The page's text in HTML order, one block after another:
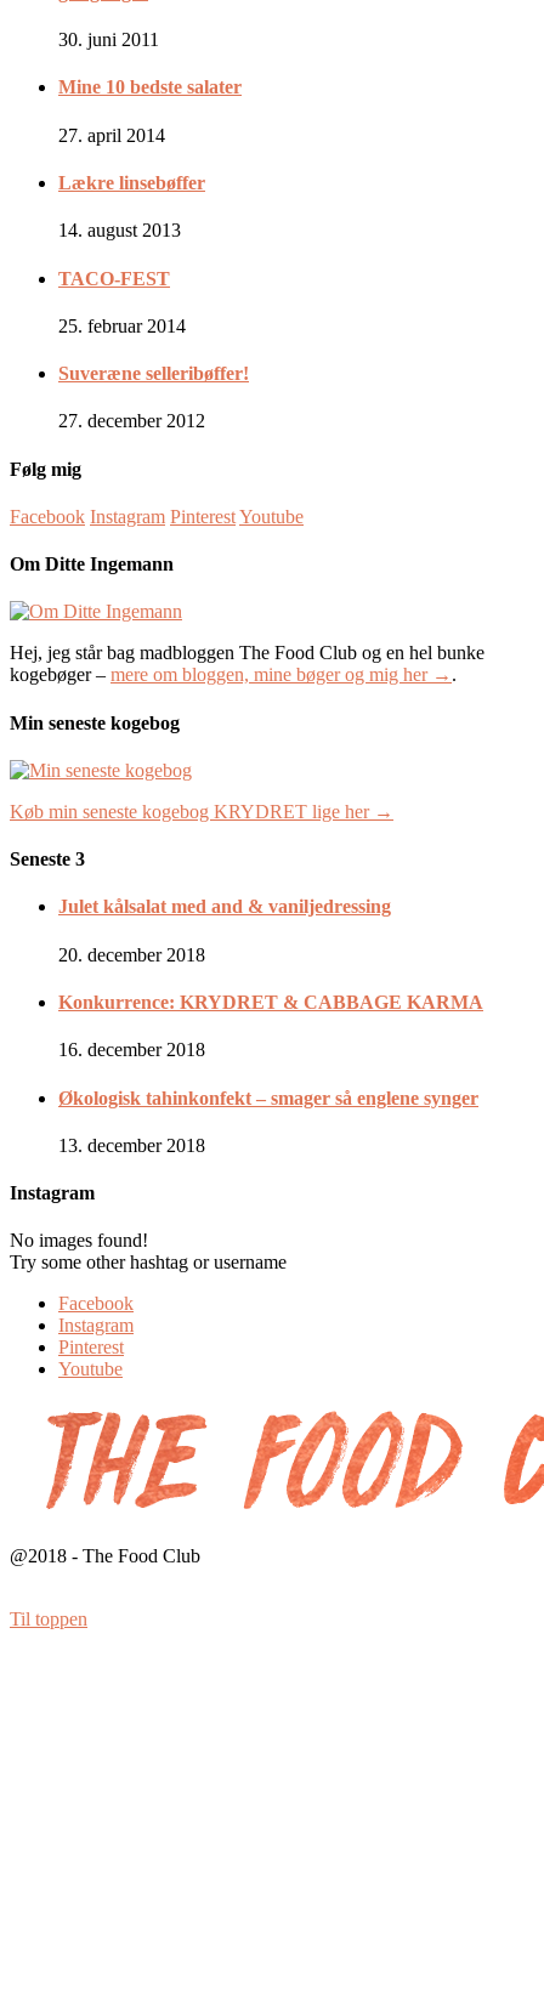
30. juni 2011
Mine 10 bedste salater
27. april 2014
Lækre linsebøffer
14. august 2013
TACO-FEST
25. februar 2014
Suveræne selleribøffer!
27. december 2012
Følg mig
Facebook Instagram PinterestYoutube
Om Ditte Ingemann
Hej, jeg står bag madbloggen The Food Club og en hel bunke
kogebøger – mere om bloggen, mine bøger og mig her → .
Min seneste kogebog
Køb min seneste kogebog KRYDRET lige her →
Seneste 3
Julet kålsalat med and & vaniljedressing
20. december 2018
Konkurrence: KRYDRET & CABBAGE KARMA
16. december 2018
Økologisk tahinkonfekt – smager så englene synger
13. december 2018
Instagram
No images found!
Try some other hashtag or username
Facebook
Instagram
Pinterest
Youtube
@2018 - The Food Club
Til toppen